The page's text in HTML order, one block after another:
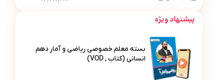
پیشنهاد ویژه
بسته معلم خصوصی ریاضی و آمار دهم
انسانی (کتاب , VOD)